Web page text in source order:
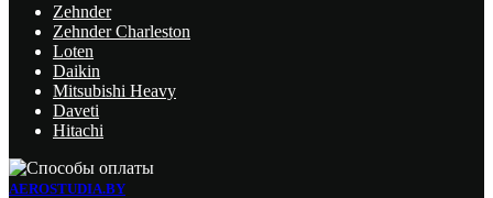
Zehnder
Zehnder Charleston
Loten
Daikin
Mitsubishi Heavy
Daveti
Hitachi
AEROSTUDIA.BY